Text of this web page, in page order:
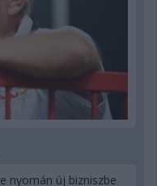
nyomán új bizniszbe